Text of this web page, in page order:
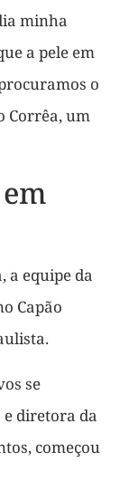
minha
a pele em
o
Corrêa, um
a equipe da
Capão
se
diretora da
começou